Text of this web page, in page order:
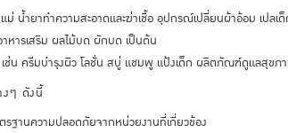
ำยาทำความสะอาดและฆ่าเชื้อ อุปกรณ์เปลี่ยนผ้าอ้อม เปลเ
หารเสริม ผลไม้บด ผักบด เป็นต้น
น ครีมบำรุงผิว โลชั่น สบู่ แชมพู แป้งเด็ก ผลิตภัณฑ์ดูแลสุขภ
งๆ ดังนี้
ฐานความปลอดภัยจากหน่วยงานที่เกี่ยวข้อง